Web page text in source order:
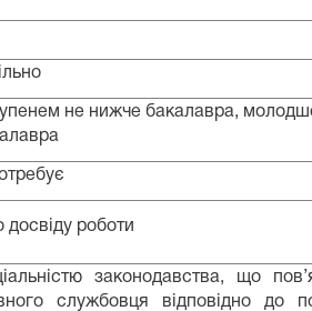
не нижче бакалавра,
досвіду роботи
законодавства, що
службовця відповідно до